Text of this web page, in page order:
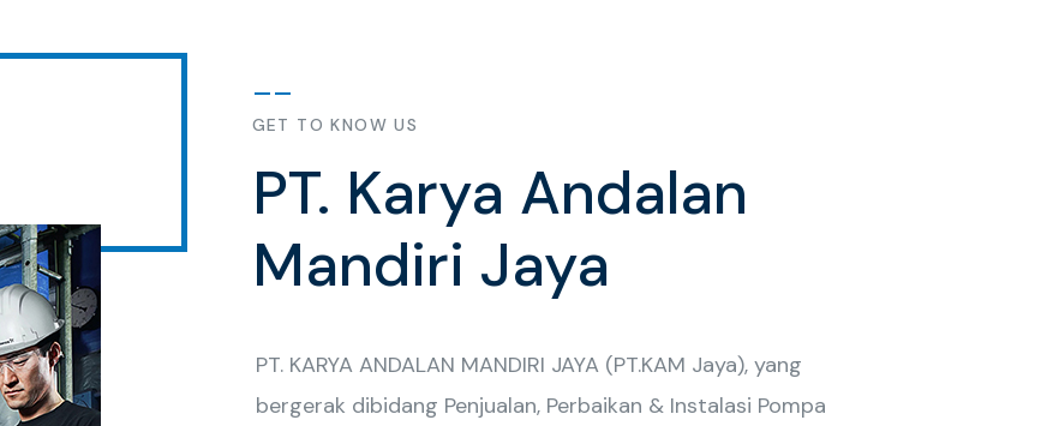
GET TO KNOW US
PT. Karya Andalan
Mandiri Jaya
PT. KARYA ANDALAN MANDIRI JAYA (PT.KAM Jaya), yang
bergerak dibidang Penjualan, Perbaikan & Instalasi Pompa